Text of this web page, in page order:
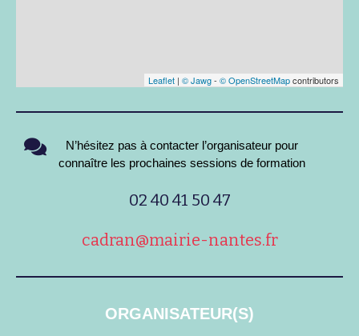
Leaflet | © Jawg- © OpenStreetMapcontributors
N’hésitez pas à contacter l’organisateur pour
connaître les prochaines sessions de formation
02 40 41 50 47
cadran@mairie-nantes.fr
ORGANISATEUR(S)